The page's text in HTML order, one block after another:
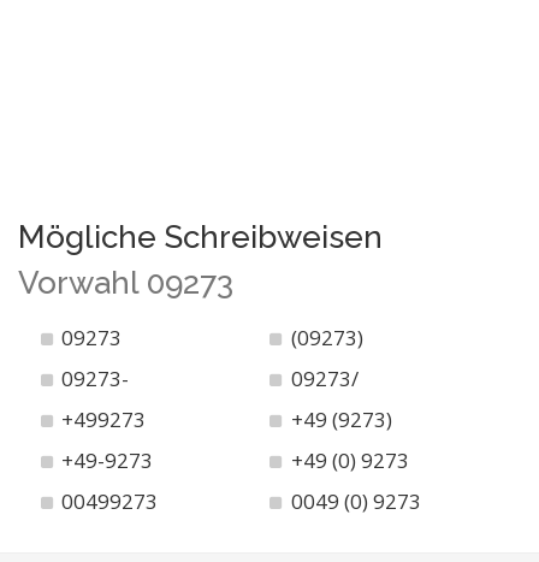
Mögliche Schreibweisen
Vorwahl 09273
09273
(09273)
09273-
09273/
+499273
+49 (9273)
+49-9273
+49 (0) 9273
00499273
0049 (0) 9273